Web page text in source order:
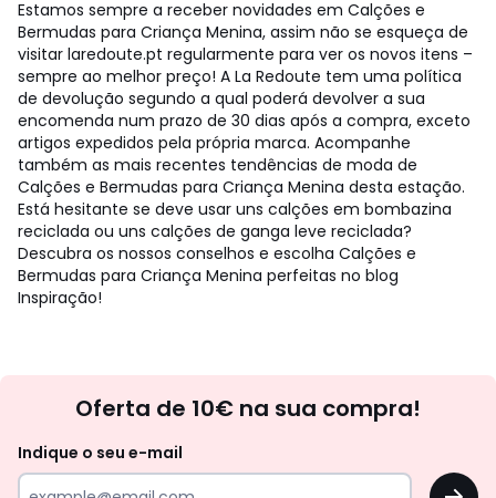
Estamos sempre a receber novidades em Calções e
Bermudas para Criança Menina, assim não se esqueça de
visitar laredoute.pt regularmente para ver os novos itens –
sempre ao melhor preço! A La Redoute tem uma política
de devolução segundo a qual poderá devolver a sua
encomenda num prazo de 30 dias após a compra, exceto
artigos expedidos pela própria marca. Acompanhe
também as mais recentes tendências de moda de
Calções e Bermudas para Criança Menina desta estação.
Está hesitante se deve usar uns calções em bombazina
reciclada ou uns calções de ganga leve reciclada?
Descubra os nossos conselhos e escolha Calções e
Bermudas para Criança Menina perfeitas no blog
Inspiração!
Oferta de 10€ na sua compra!
Indique o seu e-mail
OK